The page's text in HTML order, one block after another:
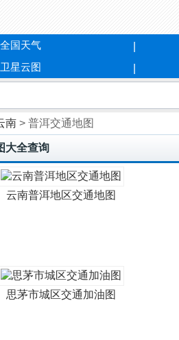
全国天气
卫星云图
南 > 普洱交通地图
大全查询
云南普洱地区交通地图
思茅市城区交通加油图